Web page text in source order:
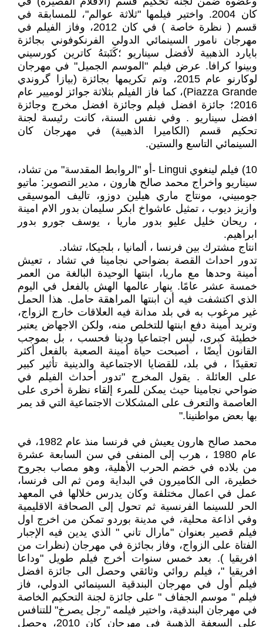
كان 2004. واختير فيلمها "ثلاثة عوالم"، للمسابقة في
قسم ( نظرة خاصة ) في كان 2012، وفاز الفيلم في
مهرجان نامور السينمائي الدولي الفرنكوفوني بجائزة
بايارد الذهبية لأفضل سيناريو ؛كَتَبتهُ كاترين كورسيني
وبينوا كرافا. عرض فيلم "الموسم الجميل" في مهرجان
لوكارنو عام 2015، وتم تكريمها بجائزة (بيازا گروندي
Piazza Grande)، كما فاز الفيلم بثلاثة جوائز لوميير عام
2016؛ جائزة افضل فيلم وجائزة افضل مخرج وجائزة
افضل سيناريو . وفي نفس السنة، كانت رئيسة لجنة
تحكيم قسم (الكاميرا الذهبية) في مهرجان كان
السينمائي التاسع والستين.
10) فيلم لينغوي Lingui -أو "الروابط المقدسة" من تشاد،
سيناريو واخراج محمد صالح هارون ، مدير التصوير: ماتيو
جومبيني، مونتاج ماري هيلين دوزو، تاليف الموسيقى
وازيز ديوب ، تمثيل عاشواخ ابكر سليمان بدور الام امينة
، ريحان خليل عليو بدور ماريا ، يوسف جورو بدور
ابراهيم.
انتاج مشترك بين فرنسا ، ألمانيا ، بلجيكا، تشاد.
تدور احداث القصة بضواحي نجامينا في تشاد ، تعيش
أمينة وحدها مع ماريا، ابنتها الوحيدة البالغة من العمر
خمسة عشر عامًا. ينهار عالمها الهش بالفعل في اليوم
الذي اكتشفت فيه أن ابنتها المراهقة حامل. هذا الحمل
غير مرغوب به في بلد مدانة فيه العلاقات خارج الزواج،
وتريد أمينة دفع ابنتها للتخلص منه، ولكن الاجهاض يعتبر
خطيئة كبرى، ليس اجتماعيا ودينا فحسب ، بل بموجب
القانون أيضًا ، أصبحت حياة أمينة الصعبة بالفعل أكثر
تعقيدًا ، في بلد، للقضايا الاجتماعية والدينية تأثير كبير
على العائلة . يقول المخرج "تدور أحداث الفيلم في
ضواحي نجامينا حيث يمكن للمرء إلقاء نظرة أخرى على
العاصمة والتعرف على المشكلات الاجتماعية التي قد يمر
بها بعض مواطنينا."
محمد صالح هارون يعيش في فرنسا منذ عام 1982، في
عام 1980 ، هرب إلى المنفى في سن السابعة عشرة
من بلاده في خضم الحرب الأهلية، وهو مصاب بجروح
خطيرة، الى الكاميرون في البداية ومن ثم الى فرنسا،
عمل في اعمال مختلفة وكان يدرس خلالها في المعهد
الحر للسينما الفرنسية ثم تحول إلى الصحافة الاقليمية
وفي اذاعة محلية، في مدينة بوردو تمكن من اخرج اول
فيلم قصير بعنوان "مارال تاني " الذي يدين فيه الإجبار
الفتاة على الزواج، وفاز بجائزة في مهرجان (نظرات من
افريقيا ). بعد خمس سنوات أخرج فيلم طويل "وداعا
افريقيا "، فيلم روائي وثائقي وحصل الى جائزة افضل
فيلم أول في مهرجان البندقية السينمائي الدولي، فاز
فيلم " موسم الجفاف " على جائزة لجنة التحكيم الخاصة
في مهرجان البندقية، واختير فيلمه "رجل يصرخ" للتنافس
على السعفة الذهبية في مهرجان كان 2010، وحصل